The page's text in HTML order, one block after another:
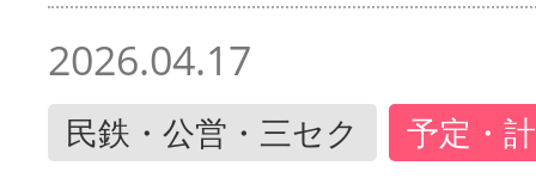
2026.04.17
民鉄・公営・三セク 予定・